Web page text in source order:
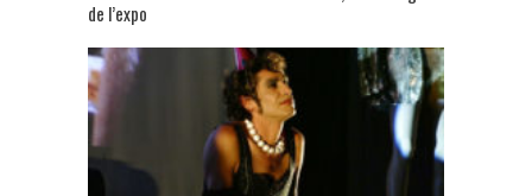
de l’expo